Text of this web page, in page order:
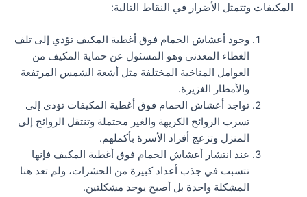
المكيفات وتتمثل الأضرار في النقاط التالية:
وجود أعشاش الحمام فوق أغطية المكيف تؤدي إلى تلف
الغطاء المعدني وهو المسئول عن حماية المكيف من
العوامل المناخية المختلفة مثل أشعة الشمس المرتفعة
والأمطار الغزيرة.
تواجد أعشاش الحمام فوق أغطية المكيفات تؤدي إلى
تسرب الروائح الكريهة والغير محتملة وتنتقل الروائح إلى
المنزل وتزعج أفراد الأسرة بأكملهم.
عند انتشار أعشاش الحمام فوق أغطية المكيف فإنها
تتسبب في جذب أعداد كبيرة من الحشرات، ولم تعد هنا
المشكلة واحدة بل أصبح يوجد مشكلتين.